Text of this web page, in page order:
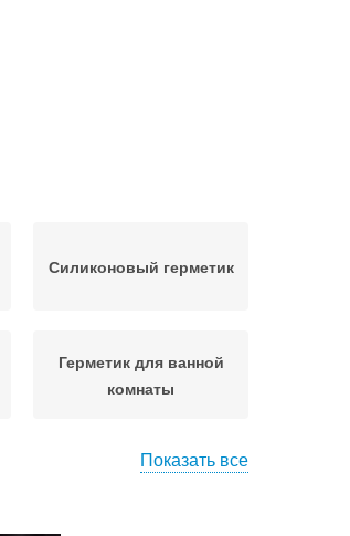
Силиконовый герметик
Герметик для ванной
комнаты
Показать все